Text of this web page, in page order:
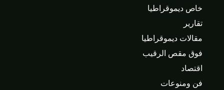
خاص ديموقراطيا
تقارير
مقالات ديموقراطيا
فوق مقص الرقيب
اقتصاد
فن ومنوعات